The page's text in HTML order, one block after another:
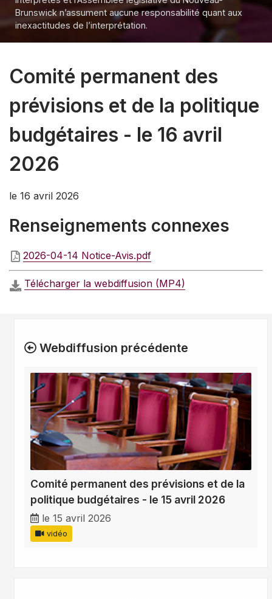
Brunswick n’assument aucune responsabilité quant aux
inexactitudes de l’interprétation.
Comité permanent des
prévisions et de la politique
budgétaires - le 16 avril
2026
le 16 avril 2026
Renseignements connexes
2026-04-14 Notice-Avis.pdf
Télécharger la webdiffusion (MP4)
Webdiffusion précédente
Comité permanent des prévisions et de la
politique budgétaires - le 15 avril 2026
le 15 avril 2026
vidéo